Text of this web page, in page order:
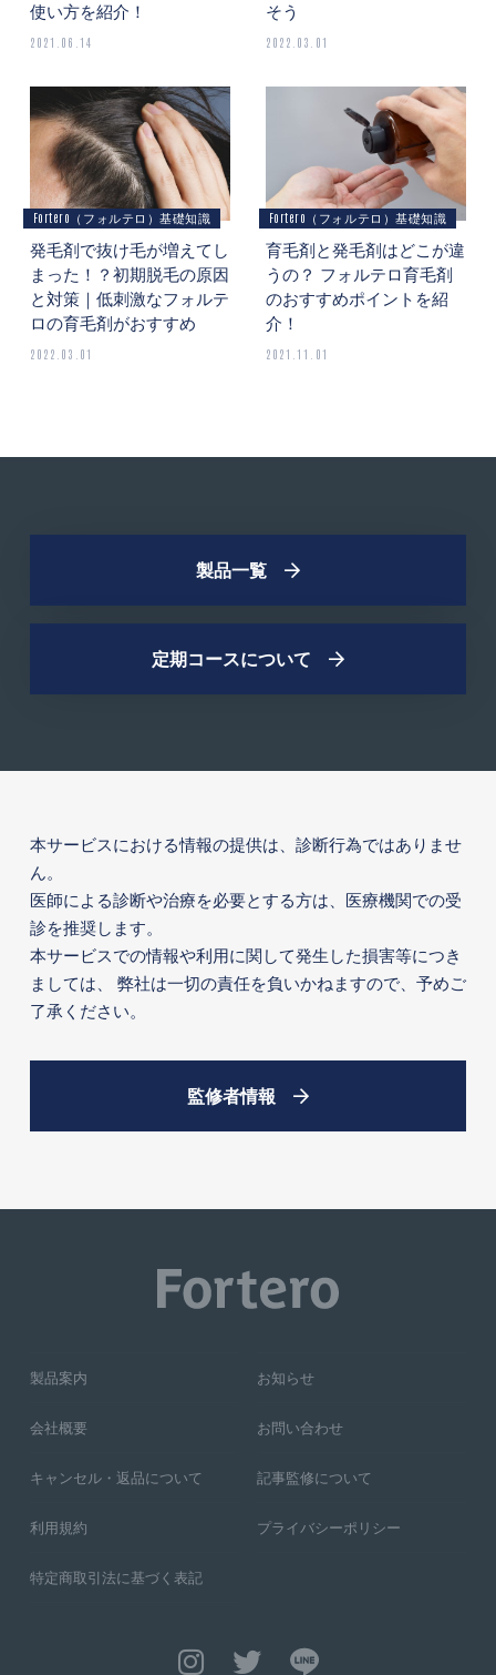
使い方を紹介！
2021.06.14
そう
2022.03.01
Fortero（フォルテロ）基礎知識
発毛剤で抜け毛が増えてし
まった！？初期脱毛の原因
と対策｜低刺激なフォルテ
ロの育毛剤がおすすめ
2022.03.01
Fortero（フォルテロ）基礎知識
育毛剤と発毛剤はどこが違
うの？ フォルテロ育毛剤
のおすすめポイントを紹
介！
2021.11.01
製品一覧
定期コースについて
本サービスにおける情報の提供は、診断行為ではありませ
ん。
医師による診断や治療を必要とする方は、医療機関での受
診を推奨します。
本サービスでの情報や利用に関して発生した損害等につき
ましては、
弊社は一切の責任を負いかねますので、予めご
了承ください。
監修者情報
製品案内 お知らせ
会社概要 お問い合わせ
キャンセル・返品について 記事監修について
利用規約 プライバシーポリシー
特定商取引法に基づく表記